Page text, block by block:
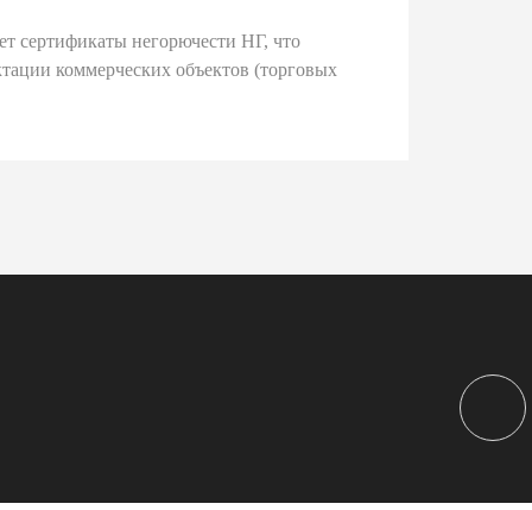
сертификаты негорючести НГ, что
коммерческих объектов (торговых